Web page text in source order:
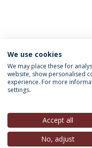
INFORMAÇÃO
We use cookies
We may place these for
website, show personalised
experience. For more
settings.
Accept all
No, adjust